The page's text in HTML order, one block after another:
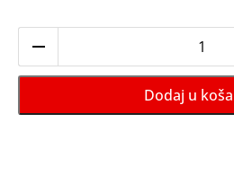
4er
Dodaj u